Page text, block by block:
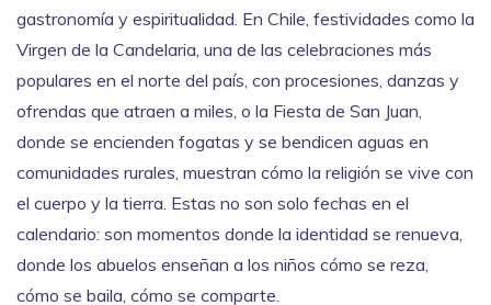
gastronomía y espiritualidad. En Chile, festividades como la
Virgen de la Candelaria, una de las celebraciones más
populares en el norte del país, con procesiones, danzas y
ofrendas que atraen a miles, o la Fiesta de San Juan,
donde se encienden fogatas y se bendicen aguas en
comunidades rurales, muestran cómo la religión se vive con
el cuerpo y la tierra. Estas no son solo fechas en el
calendario: son momentos donde la identidad se renueva,
donde los abuelos enseñan a los niños cómo se reza,
cómo se baila, cómo se comparte.